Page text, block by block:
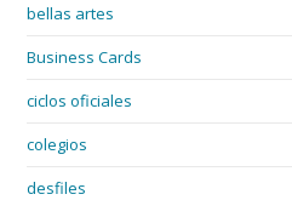
bellas artes
Business Cards
ciclos oficiales
colegios
desfiles